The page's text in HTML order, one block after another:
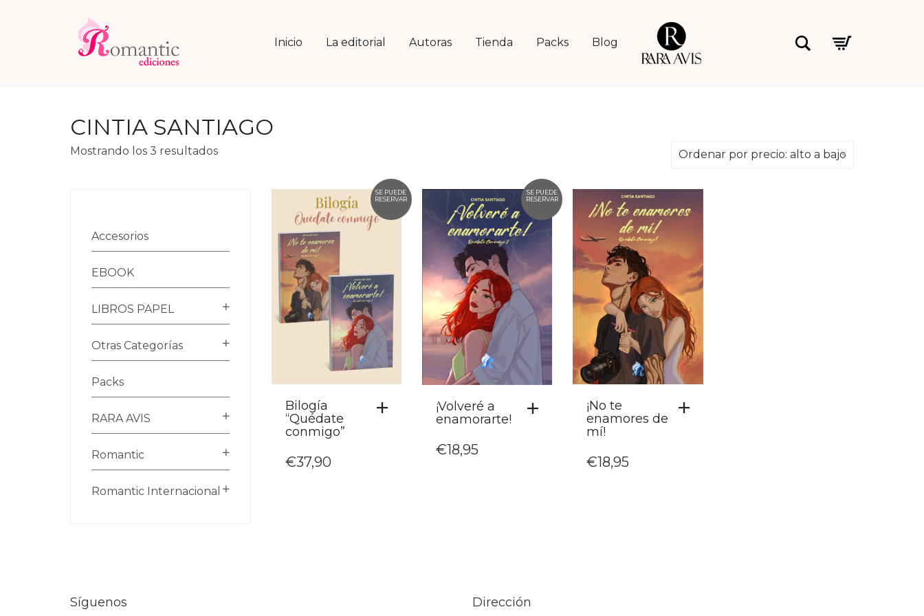
Inicio La editorial Autoras Tienda Packs Blog
Buscar
CINTIA SANTIAGO
Mostrando los 3 resultadosOrdenado
Ordenar por precio: alto a bajo
SE PUEDE
RESERVAR
Bilogía
“Quédate
conmigo”
€37,90
SE PUEDE
RESERVAR
¡Volveré a
enamorarte!
€18,95
¡No te
enamores de
mí!
€18,95
Accesorios
EBOOK
LIBROS PAPEL
Otras Categorías
Packs
RARA AVIS
Romantic
Romantic Internacional
Síguenos Dirección